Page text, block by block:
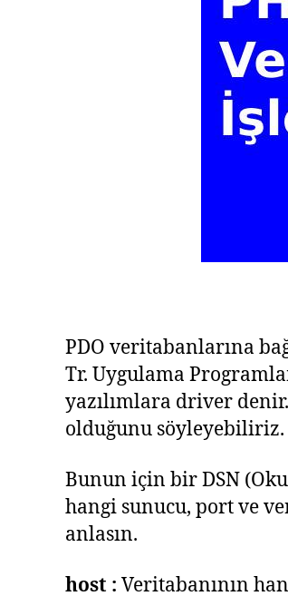
PDO veritabanlarına
Tr. Uygulama
yazılımlara driver
olduğunu söyleyebiliriz.
Bunun için bir DSN
hangi sunucu, port ve
anlasın.
host : Veritabanının